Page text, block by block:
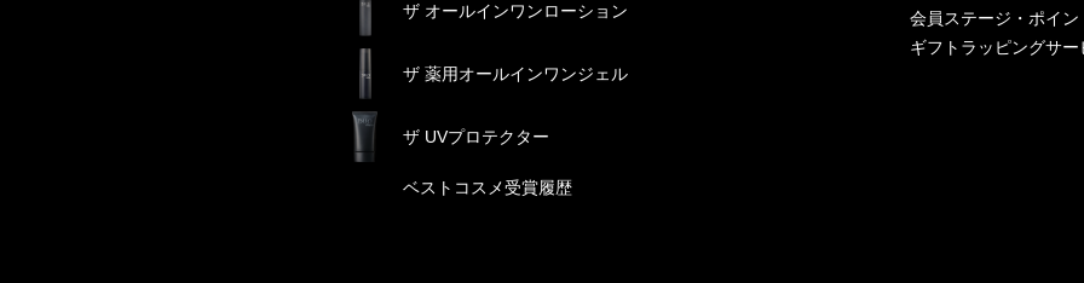
ザ オールインワンローション
ザ 薬用オールインワンジェル
ザ UVプロテクター
ベストコスメ受賞履歴
会員ステージ・ポイ
ギフトラッピングサー